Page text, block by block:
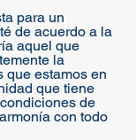
para un
de acuerdo a la
aquel que
la
que estamos en
que tiene
de
con todo